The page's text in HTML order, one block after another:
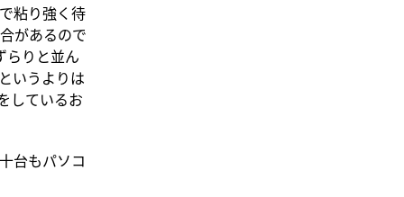
粘り強く待
があるので
らりと並ん
いうよりは
しているお
台もパソコ